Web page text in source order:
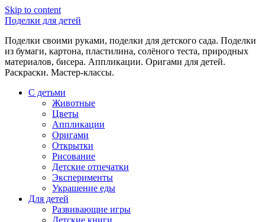
Skip to content
Поделки для детей
Поделки своими руками, поделки для детского сада. Поделки
из бумаги, картона, пластилина, солёного теста, природных
материалов, бисера. Аппликации. Оригами для детей.
Раскраски. Мастер-классы.
С детьми
Животные
Цветы
Аппликации
Оригами
Открытки
Рисование
Детские отпечатки
Эксперименты
Украшение еды
Для детей
Развивающие игры
Детские книги